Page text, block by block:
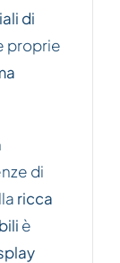
di
proprie
di
ricca
è